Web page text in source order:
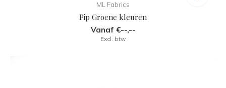
ML Fabrics
Pip Groene kleuren
Vanaf €--,--
Excl. btw